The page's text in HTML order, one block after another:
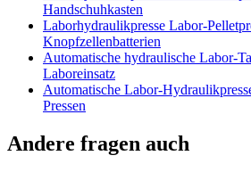
Handschuhkasten
Laborhydraulikpresse Labor-
Knopfzellenbatterien
Automatische hydraulische Labor-
Laboreinsatz
Automatische Labor-
Pressen
Andere fragen auch